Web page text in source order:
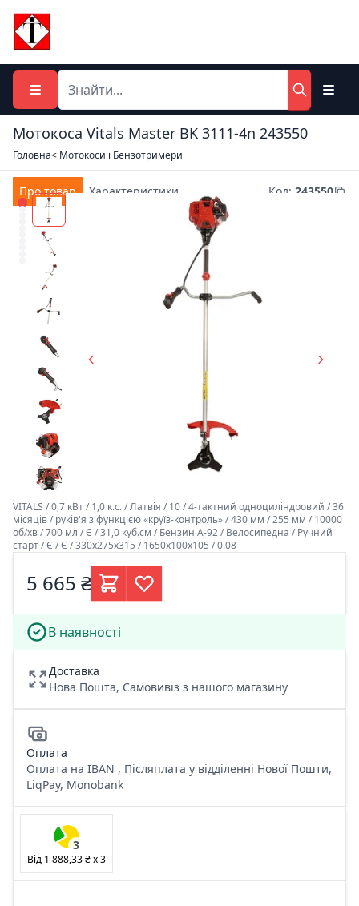
Мотокоса Vitals Master BK 3111-4n 243550
Головна< Мотокоси і Бензотримери
Про товар Характеристики Код: 243550
VITALS / 0,7 кВт / 1,0 к.с. / Латвія / 10 / 4-тактний одноцилiндровий / 36
місяців / руків'я з функцією «круїз-контроль» / 430 мм / 255 мм / 10000
об/хв / 700 мл / Є / 31,0 куб.см / Бензин А-92 / Велосипедна / Ручний
старт / Є / Є / 330х275х315 / 1650х100х105 / 0.08
5 665 ₴
В наявності
Доставка
Нова Пошта, Самовивіз з нашого магазину
Оплата
Оплата на IBAN , Післяплата у відділенні Нової Пошти,
LiqPay, Monobank
3
Від 1 888,33 ₴x3